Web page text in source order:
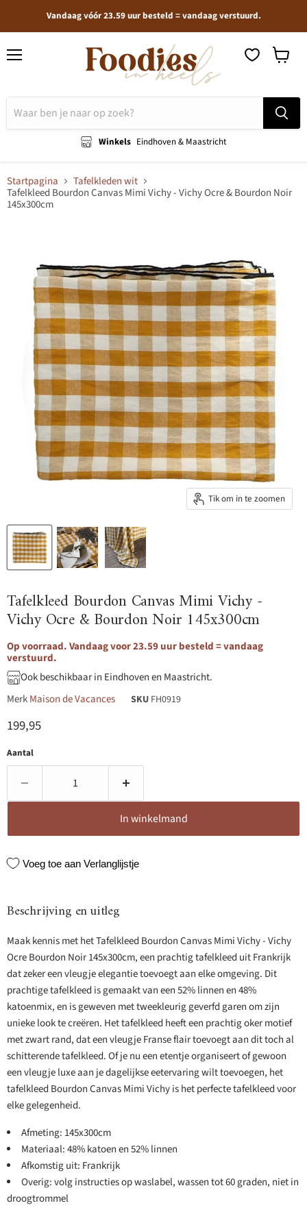
Vandaag vóór 23.59 uur besteld = vandaag verstuurd.
Winkels Eindhoven & Maastricht
Startpagina
Tafelkleden wit
Tafelkleed Bourdon Canvas Mimi Vichy - Vichy Ocre & Bourdon Noir
145x300cm
Tik om in te zoomen
Tafelkleed Bourdon Canvas Mimi Vichy -
Vichy Ocre & Bourdon Noir 145x300cm
Op voorraad. Vandaag voor 23.59 uur besteld = vandaag
verstuurd.
Ook beschikbaar in Eindhoven en Maastricht.
MerkMaison de Vacances SKU FH0919
Huidige prijs
199,95
Aantal
In winkelmand
Voeg toe aan Verlanglijstje
Beschrijving en uitleg
Maak kennis met het Tafelkleed Bourdon Canvas Mimi Vichy - Vichy
Ocre Bourdon Noir 145x300cm, een prachtig tafelkleed uit Frankrijk
dat zeker een vleugje elegantie toevoegt aan elke omgeving. Dit
prachtige tafelkleed is gemaakt van een 52% linnen en 48%
katoenmix, en is geweven met tweekleurig geverfd garen om zijn
unieke look te creëren. Het tafelkleed heeft een prachtig oker motief
met zwart rand, dat een vleugje Franse flair toevoegt aan dit toch al
schitterende tafelkleed. Of je nu een etentje organiseert of gewoon
een vleugje luxe aan je dagelijkse eetervaring wilt toevoegen, het
tafelkleed Bourdon Canvas Mimi Vichy is het perfecte tafelkleed voor
elke gelegenheid.
Afmeting: 145x300cm
Materiaal: 48% katoen en 52% linnen
Afkomstig uit: Frankrijk
Overig: volg instructies op waslabel, wassen tot 60 graden, niet in
droogtrommel